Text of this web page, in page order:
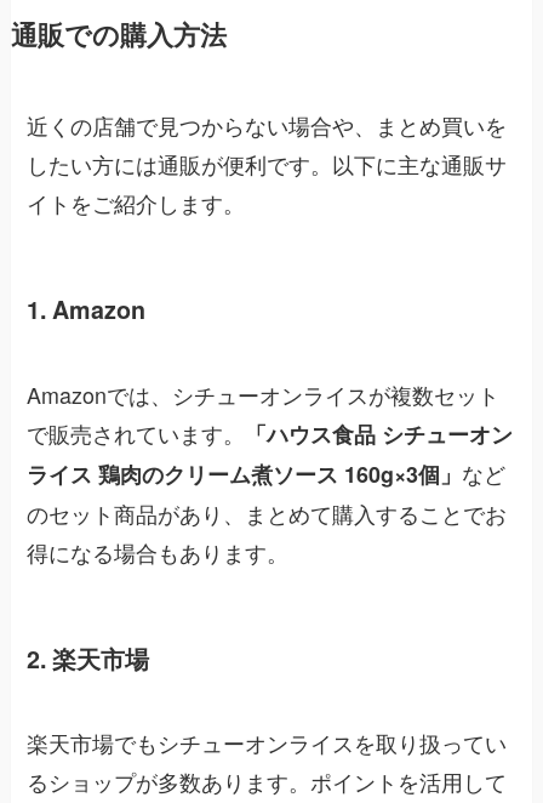
通販での購入方法
近くの店舗で見つからない場合や、まとめ買いを
したい方には通販が便利です。以下に主な通販サ
イトをご紹介します。
1. Amazon
Amazonでは、シチューオンライスが複数セット
で販売されています。
「ハウス食品 シチューオン
ライス 鶏肉のクリーム煮ソース 160g×3個」 など
のセット商品があり、まとめて購入することでお
得になる場合もあります。
2. 楽天市場
楽天市場でもシチューオンライスを取り扱ってい
るショップが多数あります。ポイントを活用して